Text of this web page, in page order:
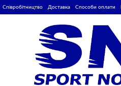
Співробітництво Доставка Способи оплати